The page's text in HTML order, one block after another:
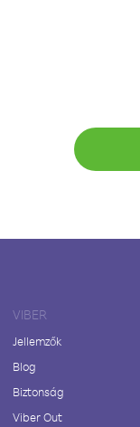
VIBER
Jellemzők
Blog
Biztonság
Viber Out